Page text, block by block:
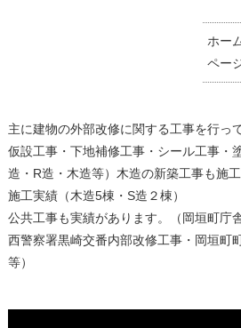
ホー
ペー
主に建物の外部改修に関する工事を行っ
仮設工事・下地補修工事・シール工事・
造・R造・木造等）木造の新築工事も施工
施工実績（木造5棟・S造２棟）
公共工事も実績があります。（岡垣町庁
西警察署黒崎交番内部改修工事・岡垣町
等）